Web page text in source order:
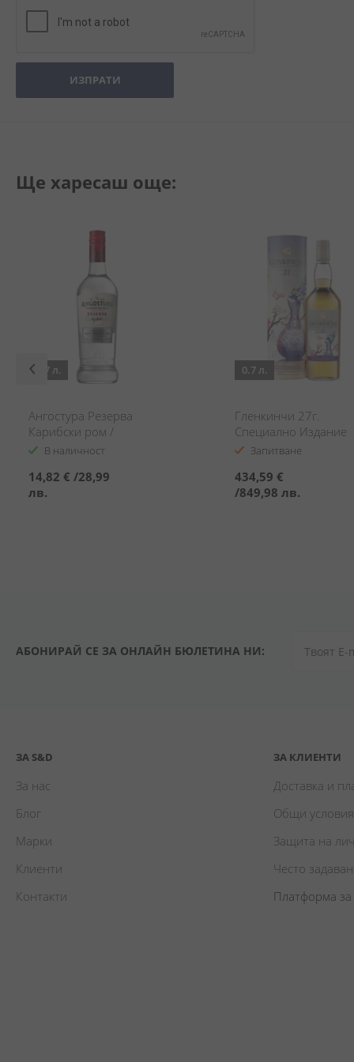
ИЗПРАТИ
Ще харесаш още:
0.7 л.
Ангостура Резерва
Карибски ром /
Angostura Reserve
В наличност
14,82 € /28,99
лв.
0.7 л.
Гленкинчи 27г.
Специално Издание
2023 / Glenkinchie
Release
Запитване
434,59 €
/849,98 лв.
АБОНИРАЙ СЕ ЗА ОНЛАЙН БЮЛЕТИНА НИ:
ЗА S&D
За нас
Блог
Марки
Клиенти
Контакти
ЗА КЛИЕНТИ
Доставка и
Общи условия
Защита на
Често
Платформа